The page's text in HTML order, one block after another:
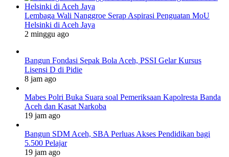
Lembaga Wali Nanggroe Serap Aspirasi Penguatan MoU
Helsinki di Aceh Jaya
2 minggu ago
Bangun Fondasi Sepak Bola Aceh, PSSI Gelar Kursus
Lisensi D di Pidie
8 jam ago
Mabes Polri Buka Suara soal Pemeriksaan Kapolresta Banda
Aceh dan Kasat Narkoba
19 jam ago
Bangun SDM Aceh, SBA Perluas Akses Pendidikan bagi
5.500 Pelajar
19 jam ago